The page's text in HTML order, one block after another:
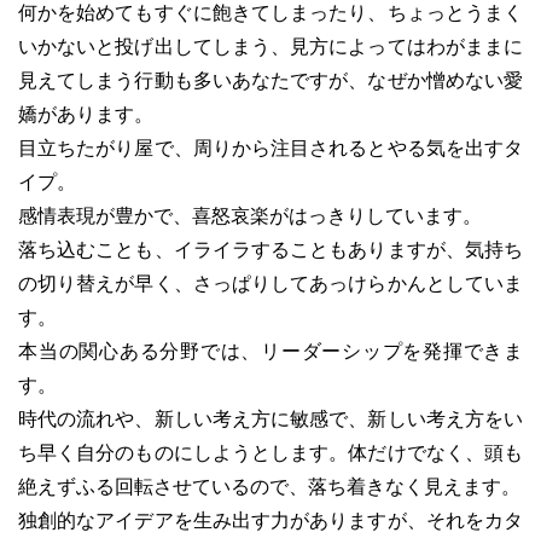
何かを始めてもすぐに飽きてしまったり、ちょっとうまく
いかないと投げ出してしまう、見方によってはわがままに
見えてしまう行動も多いあなたですが、なぜか憎めない愛
嬌があります。
目立ちたがり屋で、周りから注目されるとやる気を出すタ
イプ。
感情表現が豊かで、喜怒哀楽がはっきりしています。
落ち込むことも、イライラすることもありますが、気持ち
の切り替えが早く、さっぱりしてあっけらかんとしていま
す。
本当の関心ある分野では、リーダーシップを発揮できま
す。
時代の流れや、新しい考え方に敏感で、新しい考え方をい
ち早く自分のものにしようとします。体だけでなく、頭も
絶えずふる回転させているので、落ち着きなく見えます。
独創的なアイデアを生み出す力がありますが、それをカタ